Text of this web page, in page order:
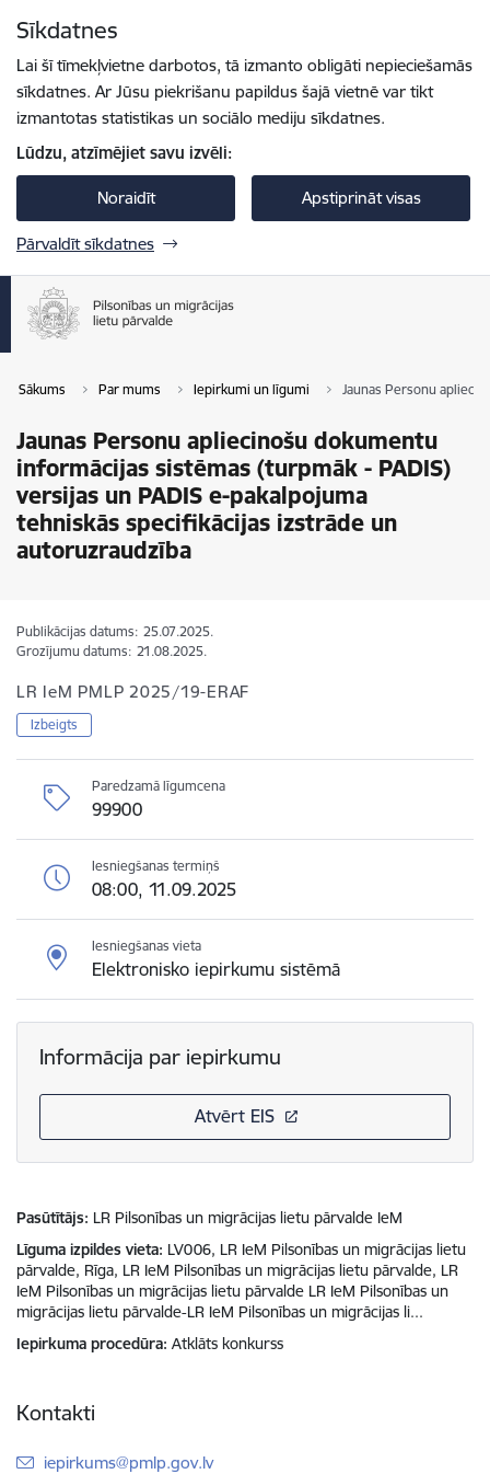
Sīkdatnes
Lai šī tīmekļvietne darbotos, tā izmanto obligāti nepieciešamās
sīkdatnes. Ar Jūsu piekrišanu papildus šajā vietnē var tikt
izmantotas statistikas un sociālo mediju sīkdatnes.
Lūdzu, atzīmējiet savu izvēli:
Noraidīt Apstiprināt visas
Pārvaldīt sīkdatnes
Sākums Par mums Iepirkumi un līgumi Jaunas Personu
Jaunas Personu apliecinošu dokumentu
informācijas sistēmas (turpmāk - PADIS)
versijas un PADIS e-pakalpojuma
tehniskās specifikācijas izstrāde un
autoruzraudzība
Publikācijas datums: 25.07.2025.
Grozījumu datums: 21.08.2025.
LR IeM PMLP 2025/19-ERAF
Izbeigts
Paredzamā līgumcena
99900
Iesniegšanas termiņš
08:00, 11.09.2025
Iesniegšanas vieta
Elektronisko iepirkumu sistēmā
Informācija par iepirkumu
Atvērt EIS
Pasūtītājs LR Pilsonības un migrācijas lietu pārvalde IeM
Līguma izpildes vieta LV006, LR IeM Pilsonības un migrācijas lietu
pārvalde, Rīga, LR IeM Pilsonības un migrācijas lietu pārvalde, LR
IeM Pilsonības un migrācijas lietu pārvalde LR IeM Pilsonības un
migrācijas lietu pārvalde-LR IeM Pilsonības un migrācijas li...
Iepirkuma procedūra Atklāts konkurss
Kontakti
E-pasts:
iepirkums@pmlp.gov.lv